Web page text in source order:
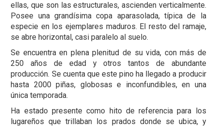
ellas, que son las estructurales, ascienden verticalmente.
Posee una grandísima copa aparasolada, típica de la
especie en los ejemplares maduros. El resto del ramaje,
se abre horizontal, casi paralelo al suelo.
Se encuentra en plena plenitud de su vida, con más de
250 años de edad y otros tantos de abundante
producción. Se cuenta que este pino ha llegado a producir
hasta 2000 piñas, globosas e inconfundibles, en una
única temporada.
Ha estado presente como hito de referencia para los
lugareños que trillaban los prados donde se ubica, y